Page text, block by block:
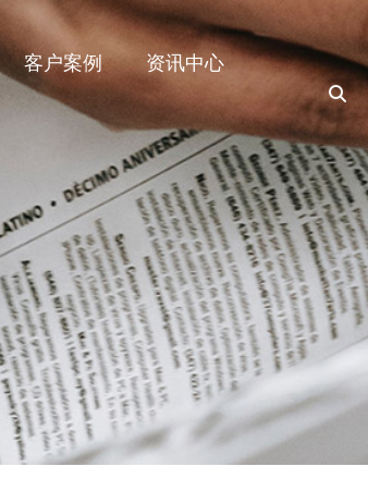
客户案例 资讯中心